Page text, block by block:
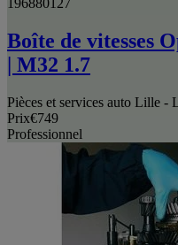
Boîte de vitesses
| M32 1.7
Pièces et services auto Lille -
Prix€749
Professionnel